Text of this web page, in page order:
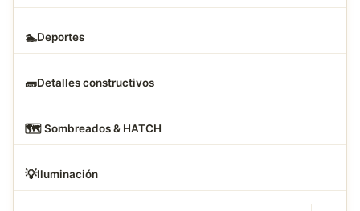
🏊Deportes
🧱Detalles constructivos
🗺️ Sombreados & HATCH
💡Iluminación